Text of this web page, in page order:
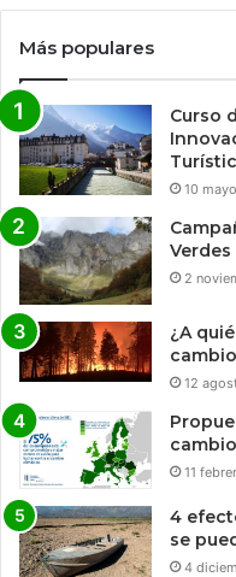
Más populares
Curso
10
Verdes
2
¿A
12
11
4
se
4